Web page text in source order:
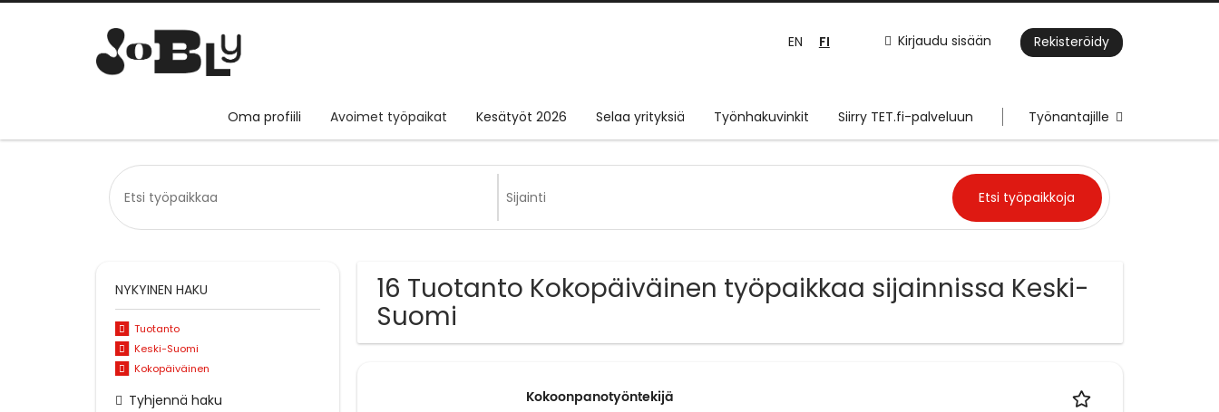
Kirjaudu sisään Rekisteröidy
EN FI
Oma profiili Avoimet työpaikat Kesätyöt 2026 Selaa yrityksiä Työnhakuvinkit Siirry TET.fi-palveluun Työnantajille
16 Tuotanto Kokopäiväinen työpaikkaa sijainnissa Keski-
Suomi
Kokoonpanotyöntekijä
NYKYINEN HAKU
Tuotanto
Keski-Suomi
Kokopäiväinen
Tyhjennä haku